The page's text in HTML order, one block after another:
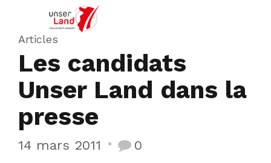
Articles
Les candidats
Unser Land dans la
presse
14 mars 2011 0